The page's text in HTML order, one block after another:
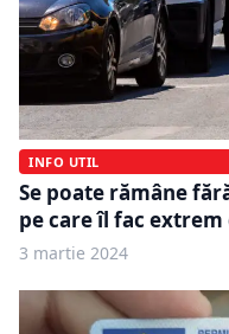
INFO UTIL
Se poate rămâne
pe care îl fac
3 martie 2024